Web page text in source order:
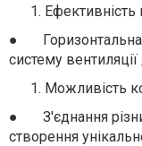
Ефективність
●
систему
Можливість
●
З'єднання
створення